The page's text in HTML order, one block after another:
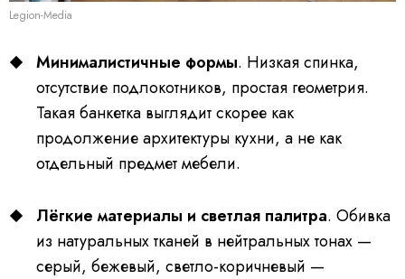
Legion-Media
Минималистичные формы. Низкая спинка,
отсутствие подлокотников, простая геометрия.
Такая банкетка выглядит скорее как
продолжение архитектуры кухни, а не как
отдельный предмет мебели.
Лёгкие материалы и светлая палитра. Обивка
из натуральных тканей в нейтральных тонах —
серый, бежевый, светло-коричневый —